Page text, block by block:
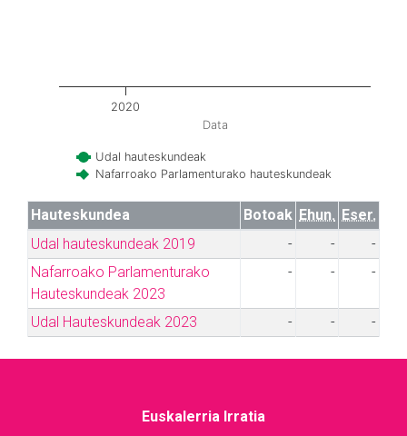
Data
Udal hauteskundeak
Nafarroako Parlamenturako hauteskundeak
2020
Hauteskundea Botoak Ehun. Eser.
Udal hauteskundeak 2019
- -
-
Nafarroako Parlamenturako
Hauteskundeak 2023
- - -
Udal Hauteskundeak 2023 - - -
Euskalerria Irratia